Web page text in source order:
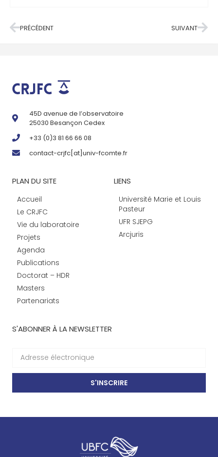
PRÉCÉDENT SUIVANT
45D avenue de l’observatoire
25030 Besançon Cedex
+33 (0)3 81 66 66 08
contact-crjfc[at]univ-fcomte.fr
PLAN DU SITE
Accueil
Le CRJFC
Vie du laboratoire
Projets
Agenda
Publications
Doctorat – HDR
Masters
Partenariats
LIENS
Université Marie et Louis
Pasteur
UFR SJEPG
Arcjuris
S'ABONNER À LA NEWSLETTER
S'INSCRIRE